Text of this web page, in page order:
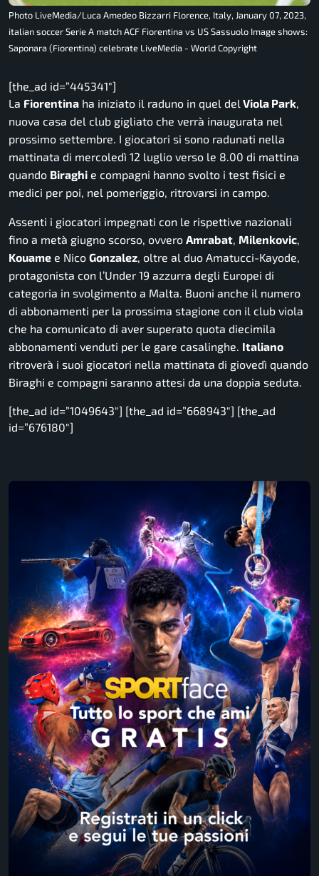
Photo LiveMedia/Luca Amedeo Bizzarri Florence, Italy, January 07, 2023,
italian soccer Serie A match ACF Fiorentina vs US Sassuolo Image shows:
Saponara (Fiorentina) celebrate LiveMedia - World Copyright
[the_ad id=”445341″]
La Fiorentina ha iniziato il raduno in quel del Viola Park,
nuova casa del club gigliato che verrà inaugurata nel
prossimo settembre. I giocatori si sono radunati nella
mattinata di mercoledì 12 luglio verso le 8.00 di mattina
quando Biraghi e compagni hanno svolto i test fisici e
medici per poi, nel pomeriggio, ritrovarsi in campo.
Assenti i giocatori impegnati con le rispettive nazionali
fino a metà giugno scorso, ovvero Amrabat, Milenkovic,
Kouame e Nico Gonzalez, oltre al duo Amatucci-Kayode,
protagonista con l’Under 19 azzurra degli Europei di
categoria in svolgimento a Malta. Buoni anche il numero
di abbonamenti per la prossima stagione con il club viola
che ha comunicato di aver superato quota diecimila
abbonamenti venduti per le gare casalinghe. Italiano
ritroverà i suoi giocatori nella mattinata di giovedì quando
Biraghi e compagni saranno attesi da una doppia seduta.
[the_ad id=”1049643″] [the_ad id=”668943″] [the_ad
id=”676180″]